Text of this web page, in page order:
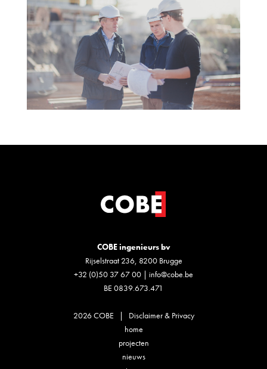
COBE ingenieurs bv
Rijselstraat 236, 8200 Brugge
+32 (0)50 37 67 00 | info@cobe.be
BE 0839.673.471
2026 COBE | Disclaimer & Privacy
home
projecten
nieuws